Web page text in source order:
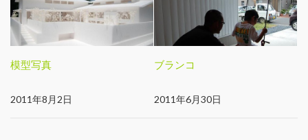
模型写真
2011年8月2日
ブランコ
2011年6月30日